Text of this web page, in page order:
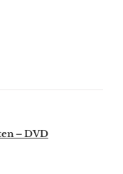
– DVD